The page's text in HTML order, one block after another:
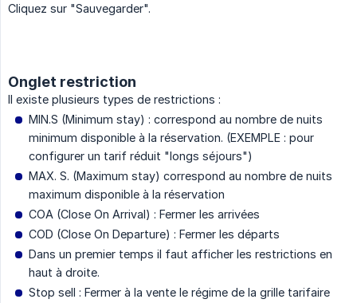
Cliquez sur "Sauvegarder".
Onglet restriction
Il existe plusieurs types de restrictions :
MIN.S (Minimum stay) : correspond au nombre de nuits
minimum disponible à la réservation. (EXEMPLE : pour
configurer un tarif réduit "longs séjours")
MAX. S. (Maximum stay) correspond au nombre de nuits
maximum disponible à la réservation
COA (Close On Arrival) : Fermer les arrivées
COD (Close On Departure) : Fermer les départs
Dans un premier temps il faut afficher les restrictions en
haut à droite.
Stop sell : Fermer à la vente le régime de la grille tarifaire